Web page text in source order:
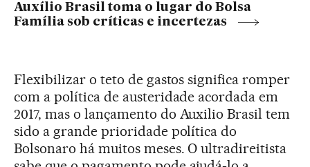
Auxílio Brasil toma o lugar do Bolsa
Família sob críticas e incertezas
Flexibilizar o teto de gastos significa romper
com a política de austeridade acordada em
2017, mas o lançamento do Auxilio Brasil tem
sido a grande prioridade política do
Bolsonaro há muitos meses. O ultradireitista